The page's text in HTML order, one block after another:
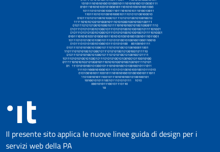
Il presente sito applica le nuove linee guida di design per i
servizi web della PA